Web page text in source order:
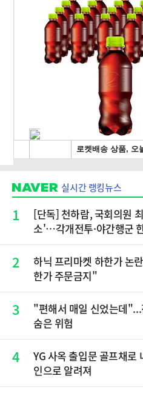
실시간 랭킹뉴스
1
[단독] 천하람, 국회의원
소'…각개전투·야간행군
2
하닉 프리마켓 하한가 논
한가 주문금지"
3
"편해서 매일 신었는데
숨은 위험
4
YG 사옥 출입문 골프채
인으로 알려져